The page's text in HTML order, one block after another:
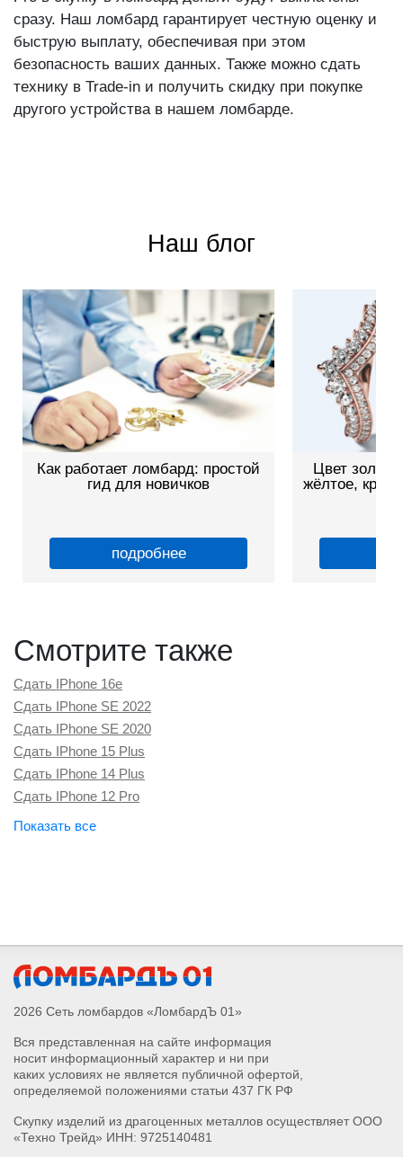
быструю выплату, обеспечивая при этом
безопасность ваших данных. Также можно сдать
технику в Trade-in и получить скидку при покупке
другого устройства в нашем ломбарде.
Как работает ломбард: простой
гид для новичков
Цвет
жёлтое,
Сдать IPhone 16e
Сдать IPhone SE 2022
Сдать IPhone SE 2020
Сдать IPhone 15 Plus
Сдать IPhone 14 Plus
Сдать IPhone 12 Pro
Сдать IPhone 16 Plus
Сдать Apple Watch Series 10
Сдать Apple Watch Ultra 2
Сдать Apple Watch Series 4
Сдать Apple Watch Series 5
Сдать Apple Watch Series 6
Сдать Apple Watch Series 8
Сдать Apple Watch Series 9
Сдать Apple Watch Series SE 2
Сдать Apple Watch Series SE
Сдать IPad Pro
2026 Сеть ломбардов «ЛомбардЪ 01»
Вся представленная на сайте информация
носит информационный характер и ни при
каких условиях не является публичной офертой,
определяемой положениями статьи 437 ГК РФ
Скупку изделий из драгоценных металлов осуществляет ООО
«Техно Трейд» ИНН: 9725140481
Займы под залог